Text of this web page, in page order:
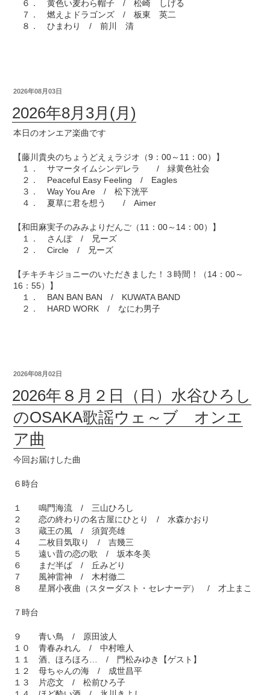
６． 黄色い麦わら帽子 / 松崎 しげる
７． 燃えよドラゴンズ / 板東 英二
８． ひまわり / 前川 清
2026年08月03日
2026年8月3月(月)
本日のオンエア楽曲です
【藤川貴央のちょうどえぇラジオ（9：00～11：00）】
１． サマータイムシンデレラ / 緑黄色社会
２． Peaceful Easy Feeling / Eagles
３． Way You Are / 松下洸平
４． 夏草に君を想う / Aimer
【和田麻実子のみみよりだんご（11：00～14：00）】
１． さんぽ / 兄ーズ
２． Circle / 兄ーズ
【チキチキジョニーのいただきました！３時間！（14：00～
16：55）】
１． BAN BAN BAN / KUWATA BAND
２． HARD WORK / なにわ男子
2026年08月02日
2026年８月２日（日）水谷ひろし
のOSAKA歌謡ウェ～ブ オンエ
ア曲
今回お届けした曲
６時台
１ 鳴門海流 / 三山ひろし
２ 恋の終わりの名古屋にひとり / 水森かおり
３ 蔵王の風 / 須賀亮雄
４ 二枚目気取り / 吉幾三
５ 遠い昔の恋の歌 / 坂本冬美
６ まだ半ば / 丘みどり
７ 風神雷神 / 木村徹二
８ 星屑小夜曲（スターダスト・セレナーデ） / 才上まこ
７時台
９ 青い鳥 / 原田波人
１０ 青春みれん / 中村唯人
１１ 酒、ほろほろ… / 門松みゆき【ゲスト】
１２ 母ちゃんの海 / 成世昌平
１３ 片恋文 / 松前ひろ子